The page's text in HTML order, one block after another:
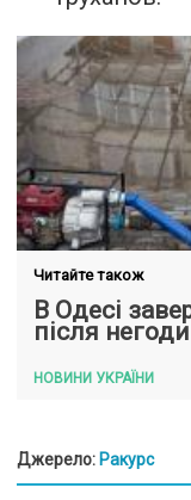
Читайте також
В Одесі
після
НОВИНИ УКРАЇНИ
Джерело: Ракурс